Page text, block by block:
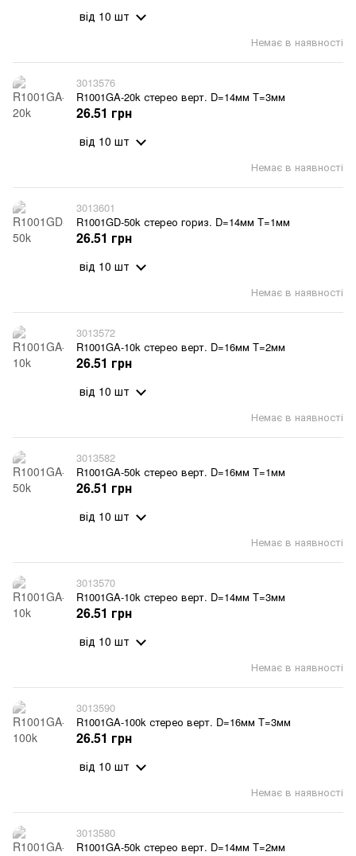
Немає в наявності
від 10 шт
3013576
R1001GA-20k стерео верт. D=14мм T=3мм
Немає в наявності
26.51 грн
від 10 шт
3013601
R1001GD-50k стерео гориз. D=14мм T=1мм
Немає в наявності
26.51 грн
від 10 шт
3013572
R1001GA-10k стерео верт. D=16мм T=2мм
Немає в наявності
26.51 грн
від 10 шт
3013582
R1001GA-50k стерео верт. D=16мм T=1мм
Немає в наявності
26.51 грн
від 10 шт
3013570
R1001GA-10k стерео верт. D=14мм T=3мм
Немає в наявності
26.51 грн
від 10 шт
3013590
R1001GA-100k стерео верт. D=16мм T=3мм
Немає в наявності
26.51 грн
від 10 шт
3013580
R1001GA-50k стерео верт. D=14мм T=2мм